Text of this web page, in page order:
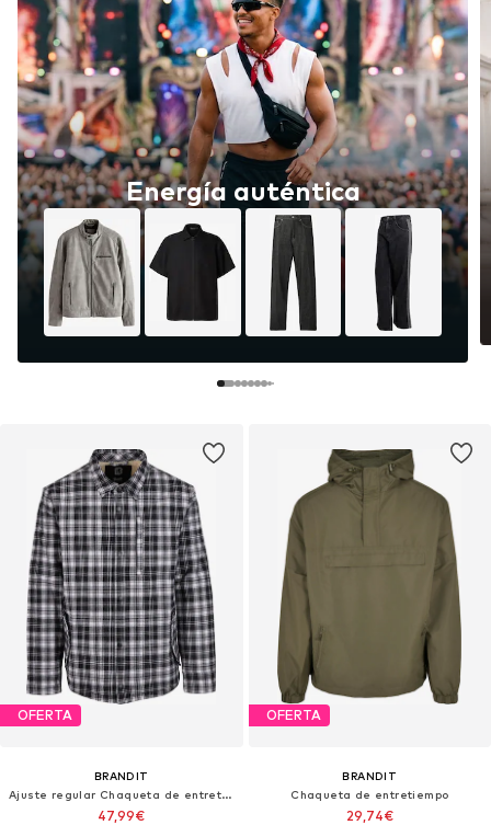
Energía auténtica
OFERTA
BRANDIT
Ajuste regular Chaqueta de entretiempo 'Sherpa'
47,99€
OFERTA
BRANDIT
Chaqueta de entretiempo
29,74€